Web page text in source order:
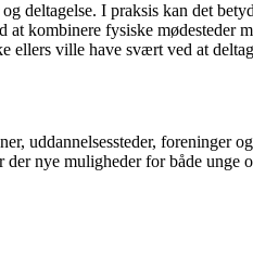
deltagelse. I praksis kan det
fysiske mødesteder
ellers ville have svært ved at
uddannelsessteder, foreninger
nye muligheder for både